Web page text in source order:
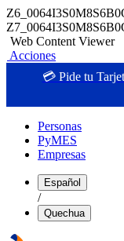
Web Content Viewer
Acciones
💳 Pide tu
Personas
PyMES
Empresas
Español
/
Quechua